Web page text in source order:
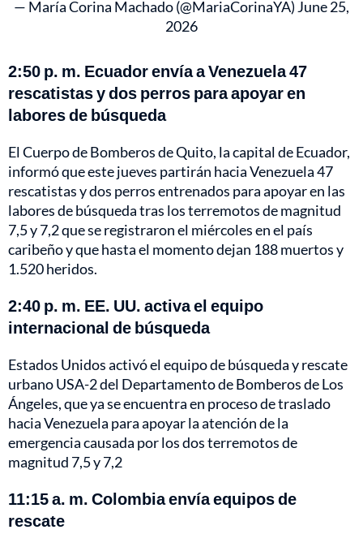
— María Corina Machado (@MariaCorinaYA) June 25,
2026
2:50 p. m. Ecuador envía a Venezuela 47
rescatistas y dos perros para apoyar en
labores de búsqueda
El Cuerpo de Bomberos de Quito, la capital de Ecuador,
informó que este jueves partirán hacia Venezuela 47
rescatistas y dos perros entrenados para apoyar en las
labores de búsqueda tras los terremotos de magnitud
7,5 y 7,2 que se registraron el miércoles en el país
caribeño y que hasta el momento dejan 188 muertos y
1.520 heridos.
2:40 p. m. EE. UU. activa el equipo
internacional de búsqueda
Estados Unidos activó el equipo de búsqueda y rescate
urbano USA-2 del Departamento de Bomberos de Los
Ángeles, que ya se encuentra en proceso de traslado
hacia Venezuela para apoyar la atención de la
emergencia causada por los dos terremotos de
magnitud 7,5 y 7,2
11:15 a. m. Colombia envía equipos de
rescate